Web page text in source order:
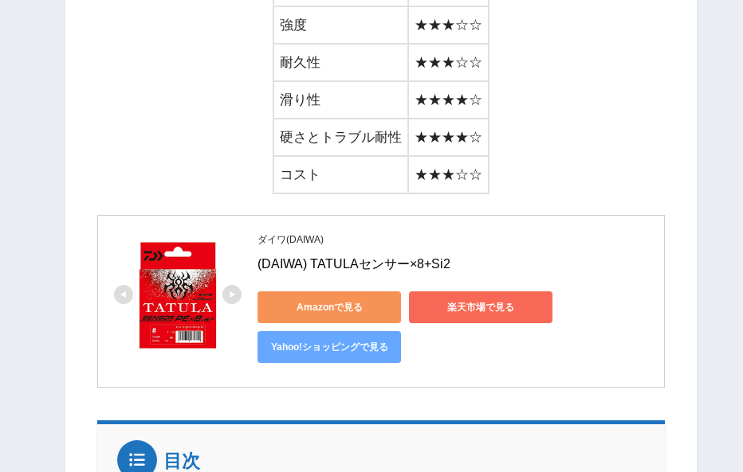
強度 ★★★☆☆
耐久性 ★★★☆☆
滑り性 ★★★★☆
硬さとトラブル耐性 ★★★★☆
コスト ★★★☆☆
ダイワ(DAIWA)
(DAIWA) TATULAセンサー×8+Si2
Amazonで見る 楽天市場で見る
Yahoo!ショッピングで見る
目次